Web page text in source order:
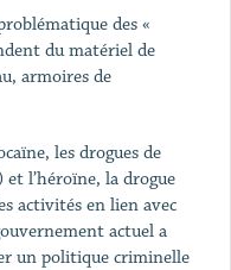
des «
du matériel de
armoires de
les drogues de
l’héroïne, la drogue
activités en lien avec
actuel a
un politique criminelle